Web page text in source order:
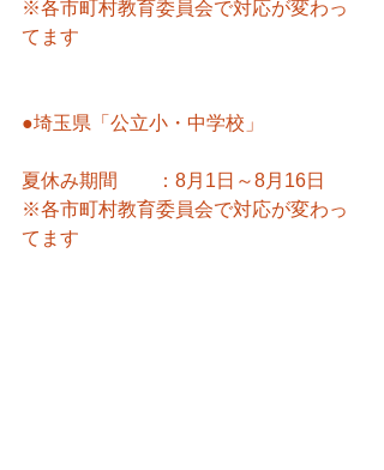
※各市町村教育委員会で対応が変わっ
てます
●埼玉県「公立小・中学校」
夏休み期間　　：8月1日～8月16日
※各市町村教育委員会で対応が変わっ
てます